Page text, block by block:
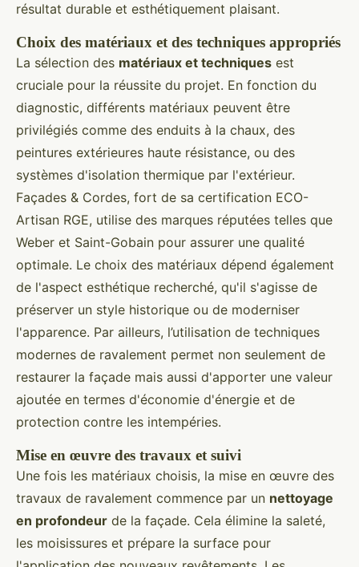
résultat durable et esthétiquement plaisant.
Choix des matériaux et des techniques appropriés
La sélection des matériaux et techniques est
cruciale pour la réussite du projet. En fonction du
diagnostic, différents matériaux peuvent être
privilégiés comme des enduits à la chaux, des
peintures extérieures haute résistance, ou des
systèmes d'isolation thermique par l'extérieur.
Façades & Cordes, fort de sa certification ECO-
Artisan RGE, utilise des marques réputées telles que
Weber et Saint-Gobain pour assurer une qualité
optimale. Le choix des matériaux dépend également
de l'aspect esthétique recherché, qu'il s'agisse de
préserver un style historique ou de moderniser
l'apparence. Par ailleurs, l’utilisation de techniques
modernes de ravalement permet non seulement de
restaurer la façade mais aussi d'apporter une valeur
ajoutée en termes d'économie d'énergie et de
protection contre les intempéries.
Mise en œuvre des travaux et suivi
Une fois les matériaux choisis, la mise en œuvre des
travaux de ravalement commence par un nettoyage
en profondeur de la façade. Cela élimine la saleté,
les moisissures et prépare la surface pour